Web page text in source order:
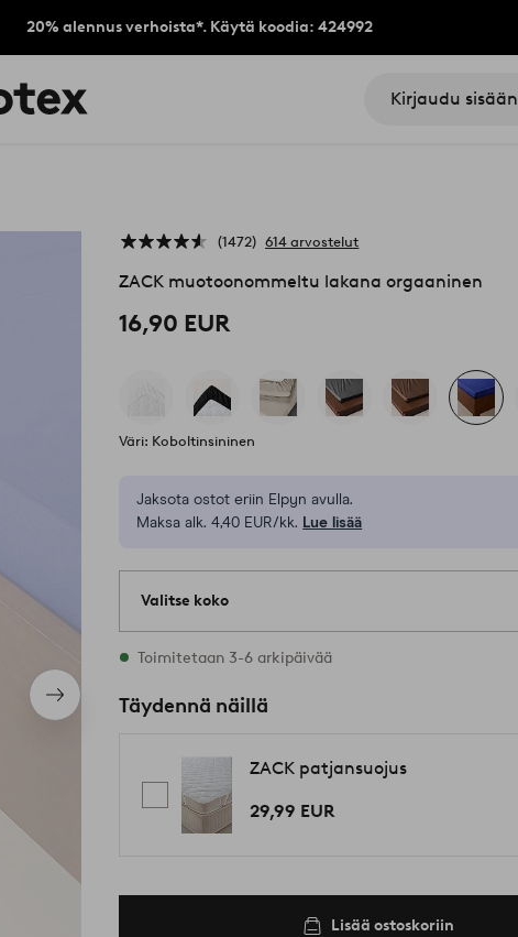
20% alennus verhoista*. Käytä koodia: 424992
Kirjaudu sisään
Seuraava
tuote
1472 614 arvostelut
ZACK muotoonommeltu lakana orgaaninen
16,90 EUR
Väri: Koboltinsininen
Jaksota ostot eriin Elpyn avulla.
Maksa alk. 4,40 EUR/kk. Lue lisää
Valitse koko
Varastossa on kaikkia kokoja
Toimitetaan 3-6 arkipäivää
Täydennä näillä
ZACK patjansuojus
29,99 EUR
Lisää ostoskoriin